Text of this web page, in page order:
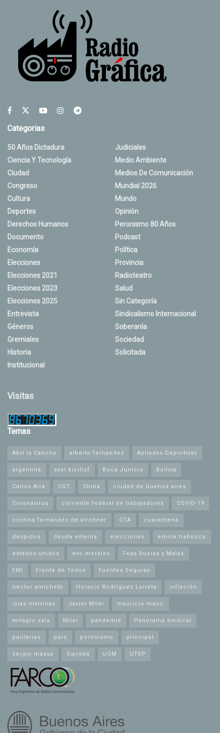
Categorias
50 Años Dictadura
Ciencia Y Tecnología
Ciudad
Congreso
Cultura
Deportes
Derechos Humanos
Documento
Economía
Elecciones
Elecciones 2021
Elecciones 2023
Elecciones 2025
Entrevista
Géneros
Gremiales
Historia
Institucional
Judiciales
Medio Ambiente
Medios De Comunicación
Mundial 2026
Mundo
Opinión
Peronismo 80 Años
Podcast
Política
Provincia
Radioteatro
Salud
Sin Categoría
Sindicalismo Internacional
Soberanía
Sociedad
Solicitada
Visitas
Temas
Abrí la Cancha alberto fernandez Apiladas Deportivas
argentina axel kicillof Boca Juniors Bolivia
Carlos Aira CGT China ciudad de buenos aires
Coronavirus corriente federal de trabajadores COVID-19
cristina fernandez de kirchner CTA cuarentena
despidos deuda externa elecciones emilia trabucco
estados unidos evo morales Feas Sucias y Malas
FMI Frente de Todos Fuentes Seguras
hector amichetti Horacio Rodríguez Larreta inflación
islas malvinas Javier Milei mauricio macri
milagro sala Milei pandemia Panorama sindical
paritarias paro peronismo principal
sergio massa Sipreba UOM UTEP